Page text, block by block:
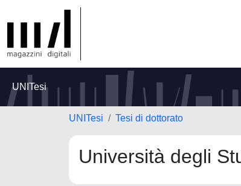
UNITesi
UNITesi Tesi di dottorato
Università degli